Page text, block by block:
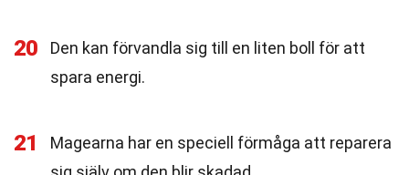
20
Den kan förvandla sig till en liten boll för att
spara energi.
21
Magearna har en speciell förmåga att reparera